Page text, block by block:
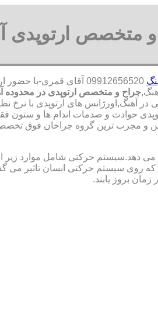
و متخصص ارتوپدی
09912656520 آقای
جراح و متخصص ارتوپدی در محدوده
در آهنگ,اورژانس های ارتوپدی با
حوادث و صدمات اندام ها و
‏مجرب ‏ترین ‏گروه ‏جراحان ‏فوق ‏تخصص
دهد.سیستم حرکتی شامل موارد زیر
روی سیستم حرکتی انسان تاثیر می
بروز یابند.